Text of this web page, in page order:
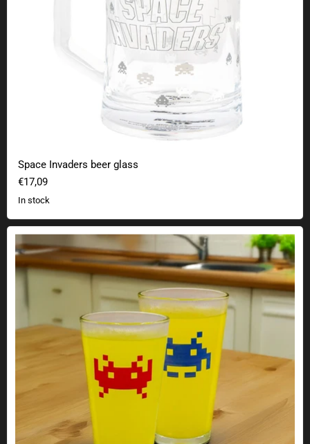
Space Invaders beer glass
€17,09
In stock
Space Invaders color changing glasses set of 2